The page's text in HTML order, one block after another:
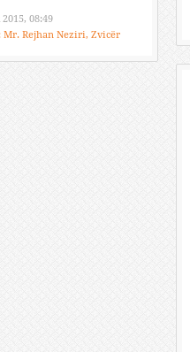
08:49
Mr. Rejhan Neziri, Zvicër